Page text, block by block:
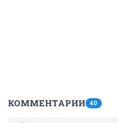
КОММЕНТАРИИ 40